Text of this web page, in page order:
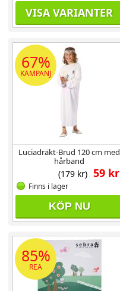
VISA VARIANTER
67%
KAMPANJ
Luciadräkt-Brud 120 cm med
hårband
59 kr
(179 kr)
Finns i lager
KÖP NU
85%
REA